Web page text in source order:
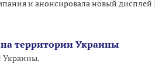
и анонсировала новый дисплей
территории Украины
Украины.